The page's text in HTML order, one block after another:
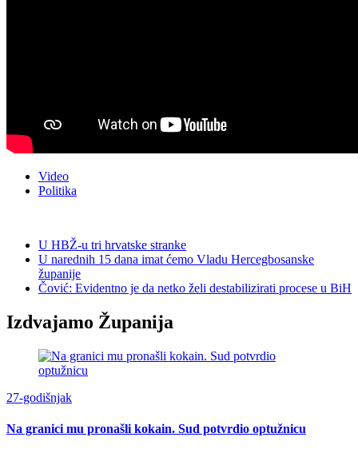
Video
Politika
U HBŽ-u tri hrvatske stranke
U narednih 15 dana imat ćemo Vladu Hercegbosanske
županije
Čović: Evidentno je da netko želi destabilizirati procese u BiH
Izdvajamo Županija
27-godišnjak
Na granici mu pronašli kokain. Sud potvrdio optužnicu